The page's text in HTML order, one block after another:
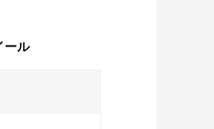
ール